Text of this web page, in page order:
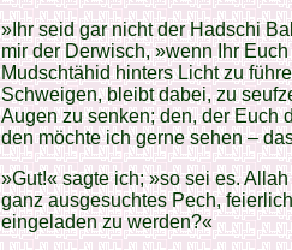
»Ihr seid gar nicht der Hadschi
mir der Derwisch, »wenn Ihr
Mudschtähid hinters Licht zu
Schweigen, bleibt dabei, zu
Augen zu senken; den, der Euch
den möchte ich gerne sehen –
»Gut!« sagte ich; »so sei es.
ganz ausgesuchtes Pech,
eingeladen zu werden?«